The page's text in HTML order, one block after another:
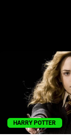
HARRY POTTER